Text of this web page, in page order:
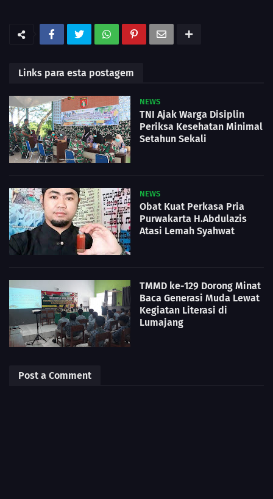
Links para esta postagem
NEWS
TNI Ajak Warga Disiplin
Periksa Kesehatan Minimal
Setahun Sekali
NEWS
Obat Kuat Perkasa Pria
Purwakarta H.Abdulazis
Atasi Lemah Syahwat
TMMD ke-129 Dorong Minat
Baca Generasi Muda Lewat
Kegiatan Literasi di
Lumajang
Post a Comment